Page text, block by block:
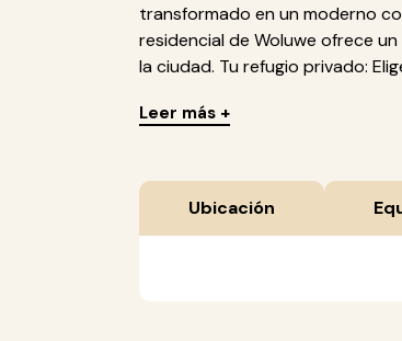
transformado en un moderno
residencial de Woluwe ofrece
la ciudad. Tu refugio privado:
Leer más +
Ubicación